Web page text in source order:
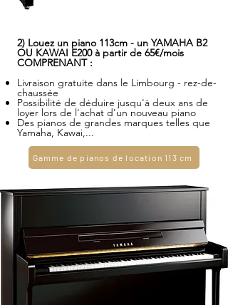
2) Louez un piano 113cm - un YAMAHA B2
OU KAWAI E200 à partir de 65€/mois
COMPRENANT :
Livraison gratuite dans le Limbourg - rez-de-
chaussée
Possibilité de déduire jusqu'à deux ans de
loyer lors de l'achat d'un nouveau piano
Des pianos de grandes marques telles que
Yamaha, Kawai,...
Gamme de pianos de location 113 cm